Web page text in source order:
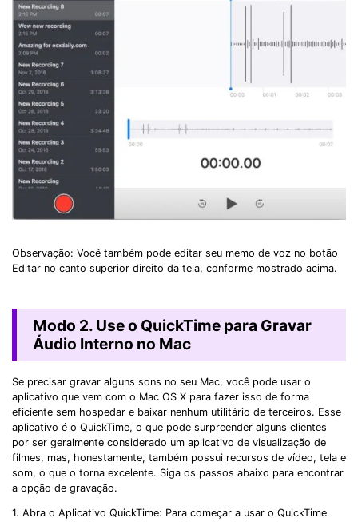
Observação: Você também pode editar seu memo de voz no botão
Editar no canto superior direito da tela, conforme mostrado acima.
Modo 2. Use o QuickTime para Gravar
Áudio Interno no Mac
Se precisar gravar alguns sons no seu Mac, você pode usar o
aplicativo que vem com o Mac OS X para fazer isso de forma
eficiente sem hospedar e baixar nenhum utilitário de terceiros. Esse
aplicativo é o QuickTime, o que pode surpreender alguns clientes
por ser geralmente considerado um aplicativo de visualização de
filmes, mas, honestamente, também possui recursos de vídeo, tela e
som, o que o torna excelente. Siga os passos abaixo para encontrar
a opção de gravação.
1. Abra o Aplicativo QuickTime: Para começar a usar o QuickTime